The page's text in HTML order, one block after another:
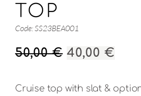
TOP
Code: SS23BEA001
50,00€ ORIGINAL
WAS:
40,00 €
Cruise top with slat &